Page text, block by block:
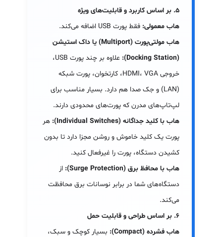
۵. بر اساس کاربرد و قابلیت‌های ویژه
هاب معمولی: فقط پورت USB اضافه می‌کند.
هاب مولتی‌پورت (Multiport) یا داک استیشن
(Docking Station):
علاوه بر چند پورت USB،
خروجی HDMI، VGA، کارتخوان، پورت شبکه
(LAN) و جک صدا هم دارد. بسیار مناسب برای
لپ‌تاپ‌های مدرن که پورت‌های محدودی دارند.
هاب با کلید جداگانه (Individual Switches):
هر
پورت یک کلید خاموش و روشن مجزا دارد تا بدون
کشیدن دستگاه، پورت را غیرفعال کنید.
هاب با محافظ برق (Surge Protection):
از
دستگاه‌های شما در برابر نوسانات برق محافظت
می‌کند.
۶. بر اساس طراحی و قابلیت حمل
هاب فشرده (Compact):
بسیار کوچک و سبک،